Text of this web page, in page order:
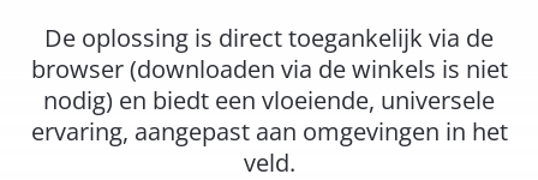
De oplossing is direct toegankelijk via de
browser (downloaden via de winkels is niet
nodig) en biedt een vloeiende, universele
ervaring, aangepast aan omgevingen in het
veld.